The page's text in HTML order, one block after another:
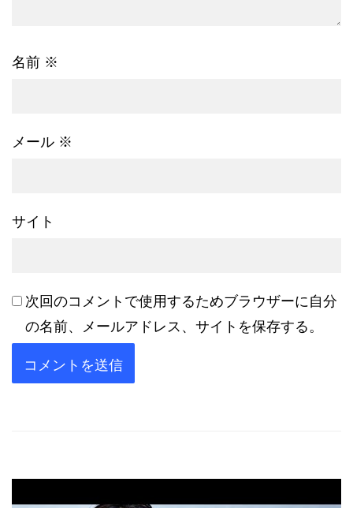
名前 ※
メール ※
サイト
次回のコメントで使用するためブラウザーに自分
の名前、メールアドレス、サイトを保存する。